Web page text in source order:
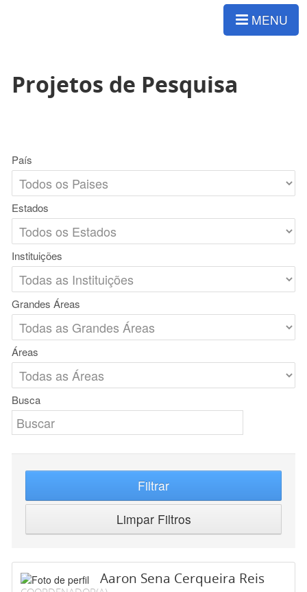
MENU
Projetos de Pesquisa
País
Estados
Instituições
Grandes Áreas
Áreas
Busca
Filtrar
Limpar Filtros
Aaron Sena Cerqueira Reis